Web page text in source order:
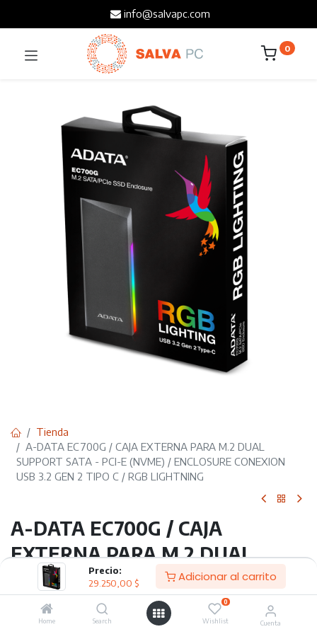
Precio:
29.250,00 $ Adicionar al carrito
Home Search
0
Wishlist Cuenta
info@salvapc.com
0
Tienda
A-DATA EC700G / CAJA EXTERNA PARA M.2 DUAL
SUPPORT SATA - PCI-E (NVME) / ENCLOSURE CONEXION
USB 3.2 GEN 2 TIPO C / RGB LIGHTNING
A-DATA EC700G / CAJA
EXTERNA PARA M.2 DUAL
SUPPORT SATA - PCI-E (NVME)
/ ENCLOSURE CONEXION USB